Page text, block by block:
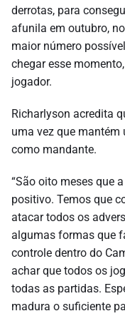
derrotas, para
afunila em outubro,
maior número
chegar esse
jogador.
Richarlyson acredita
uma vez que
como mandante.
“São oito meses que
positivo. Temos que
atacar todos os
algumas formas que
controle dentro do
achar que todos os
todas as partidas.
madura o suficiente